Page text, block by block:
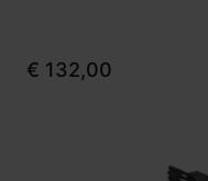
€ 132,00